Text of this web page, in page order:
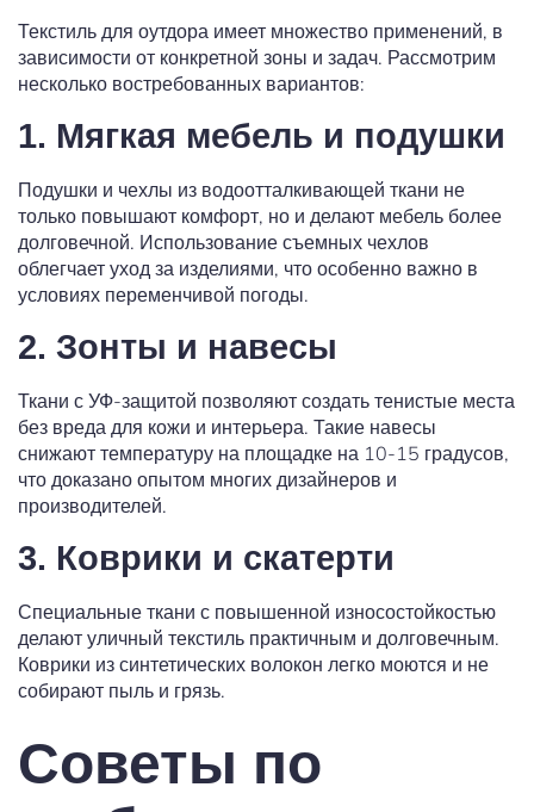
Текстиль для оутдора имеет множество применений, в
зависимости от конкретной зоны и задач. Рассмотрим
несколько востребованных вариантов:
1. Мягкая мебель и подушки
Подушки и чехлы из водоотталкивающей ткани не
только повышают комфорт, но и делают мебель более
долговечной. Использование съемных чехлов
облегчает уход за изделиями, что особенно важно в
условиях переменчивой погоды.
2. Зонты и навесы
Ткани с УФ-защитой позволяют создать тенистые места
без вреда для кожи и интерьера. Такие навесы
снижают температуру на площадке на 10-15 градусов,
что доказано опытом многих дизайнеров и
производителей.
3. Коврики и скатерти
Специальные ткани с повышенной износостойкостью
делают уличный текстиль практичным и долговечным.
Коврики из синтетических волокон легко моются и не
собирают пыль и грязь.
Советы по